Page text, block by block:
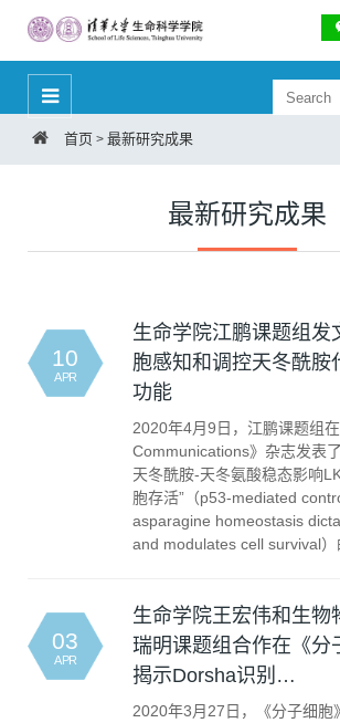
首页 > 最新研究成果
最新研究成果
10
APR
生命学院江鹏课题组发
胞感知和调控天冬酰胺
功能
2020年4月9日，江鹏课题组
Communications》杂志发表
天冬酰胺-天冬氨酸稳态影响
胞存活”（p53-mediated
asparagine homeostasis
and modulates cell survival）
03
APR
生命学院王宏伟和生物
瑞明课题组合作在《分
揭示Dorsha识别…
2020年3月27日，《分子细胞